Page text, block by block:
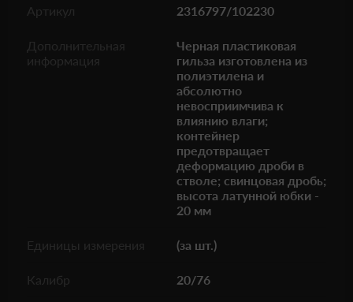
Артикул 2316797/102230
Дополнительная
информация
Черная пластиковая
гильза изготовлена из
полиэтилена и
абсолютно
невосприимчива к
влиянию влаги;
контейнер
предотвращает
деформацию дроби в
стволе; свинцовая дробь;
высота латунной юбки -
20 мм
Единицы измерения (за шт.)
Калибр 20/76